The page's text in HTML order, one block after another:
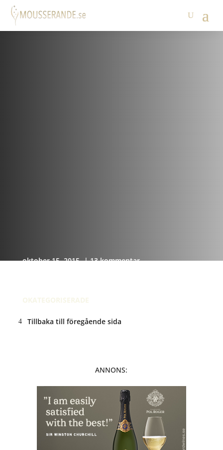
oktober 15, 2015 | 13 kommentar
OKATEGORISERADE
Tillbaka till föregående sida
ANNONS: